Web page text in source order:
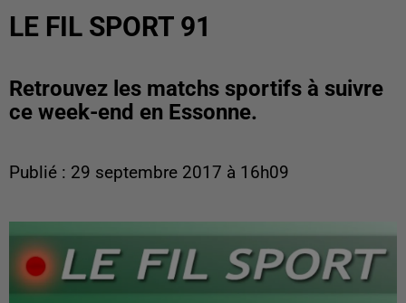
LE FIL SPORT 91
Retrouvez les matchs sportifs à suivre
ce week-end en Essonne.
Publié : 29 septembre 2017 à 16h09